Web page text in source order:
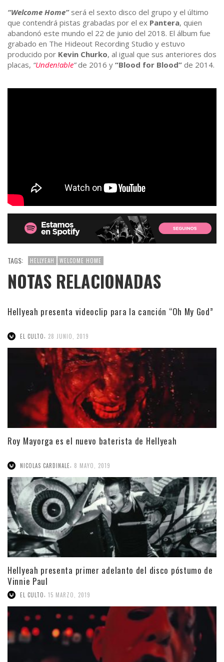
“Welcome Home”será el sexto disco del grupo y el último
que contendrá pistas grabadas por el ex Pantera, quien
abandonó este mundo el 22 de junio del 2018. El álbum fue
grabado en The Hideout Recording Studio y estuvo
producido por Kevin Churko, al igual que sus anteriores dos
placas, “Unden!able”de 2016 y “Blood for Blood” de 2014.
TAGS: HELLYEAH WELCOME HOME
NOTAS RELACIONADAS
Hellyeah presenta videoclip para la canción “Oh My God”
EL CULTO, 28 JUNIO, 2019
Roy Mayorga es el nuevo baterista de Hellyeah
NICOLAS CARDINALE, 8 MAYO, 2019
Hellyeah presenta primer adelanto del disco póstumo de
Vinnie Paul
EL CULTO 15 MARZO, 2019